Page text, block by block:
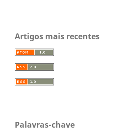
Artigos mais recentes
Palavras-chave